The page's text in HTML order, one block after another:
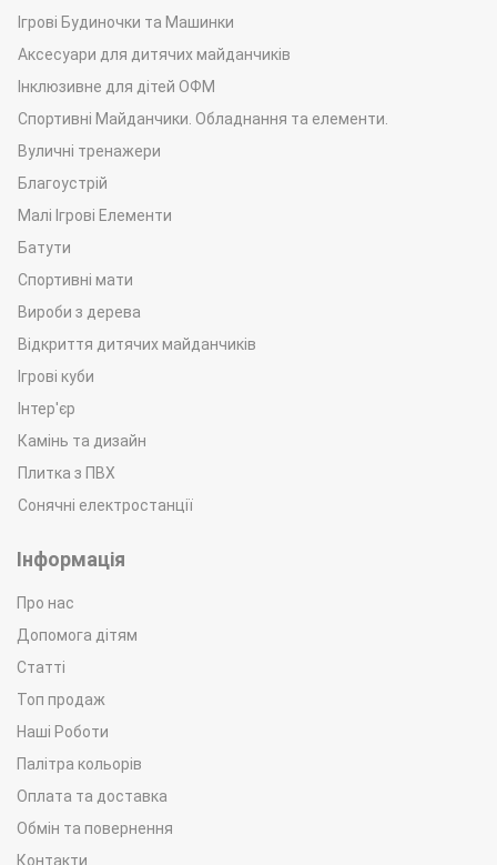
Ігрові Будиночки та Машинки
Аксесуари для дитячих майданчиків
Інклюзивне для дітей ОФМ
Спортивні Майданчики. Обладнання та елементи.
Вуличні тренажери
Благоустрій
Малі Ігрові Елементи
Батути
Спортивні мати
Вироби з дерева
Відкриття дитячих майданчиків
Ігрові куби
Інтер'єр
Камінь та дизайн
Плитка з ПВХ
Сонячні електростанції
Інформація
Про нас
Допомога дітям
Статті
Топ продаж
Наші Роботи
Палітра кольорів
Оплата та доставка
Обмін та повернення
Контакти